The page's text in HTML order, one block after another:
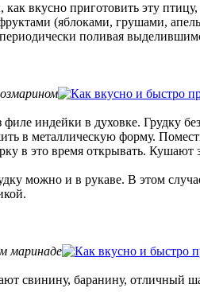
вкусно приготовить эту
(яблоками, грушами,
поливая
индейки в духовке. Грудку
в металлическую форму.
в это время открывать.
можно и в рукаве. В этом
маринаде
свинину, баранину, отличный